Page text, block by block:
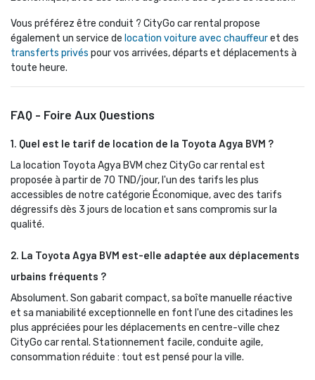
Vous préférez être conduit ? CityGo car rental propose
également un service de location voiture avec chauffeuret des
transferts privés pour vos arrivées, départs et déplacements à
toute heure.
FAQ - Foire Aux Questions
1. Quel est le tarif de location de la Toyota Agya BVM ?
La location Toyota Agya BVM chez CityGo car rental est
proposée à partir de 70 TND/jour, l'un des tarifs les plus
accessibles de notre catégorie Économique, avec des tarifs
dégressifs dès 3 jours de location et sans compromis sur la
qualité.
2. La Toyota Agya BVM est-elle adaptée aux déplacements
urbains fréquents ?
Absolument. Son gabarit compact, sa boîte manuelle réactive
et sa maniabilité exceptionnelle en font l'une des citadines les
plus appréciées pour les déplacements en centre-ville chez
CityGo car rental. Stationnement facile, conduite agile,
consommation réduite : tout est pensé pour la ville.